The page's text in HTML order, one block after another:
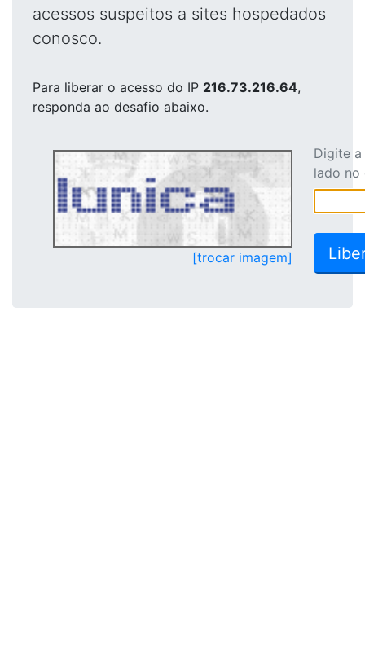
acessos suspeitos a sites hospedados
conosco.
Para liberar o acesso do IP 216.73.216.64,
responda ao desafio abaixo.
[trocar imagem]
Digite
lado no